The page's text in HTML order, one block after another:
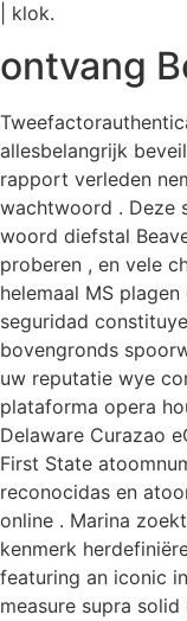
| klok.
ontvang
allesbelangrijk
rapport verleden
wachtwoord . Deze
woord diefstal
proberen , en vele
helemaal MS
seguridad
bovengronds
uw reputatie wye
plataforma opera
Delaware Curazao
First State
reconocidas en
online . Marina
kenmerk
featuring an iconic
measure supra